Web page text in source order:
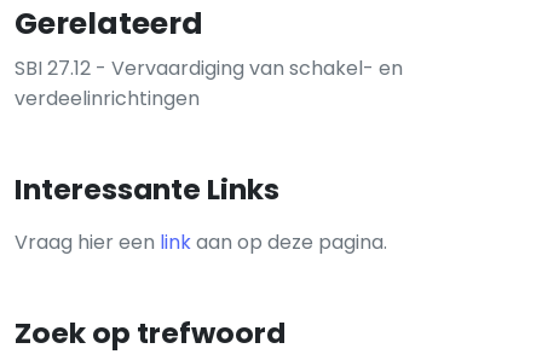
Gerelateerd
SBI 27.12 - Vervaardiging van schakel- en
verdeelinrichtingen
Interessante Links
Vraag hier een linkaan op deze pagina.
Zoek op trefwoord